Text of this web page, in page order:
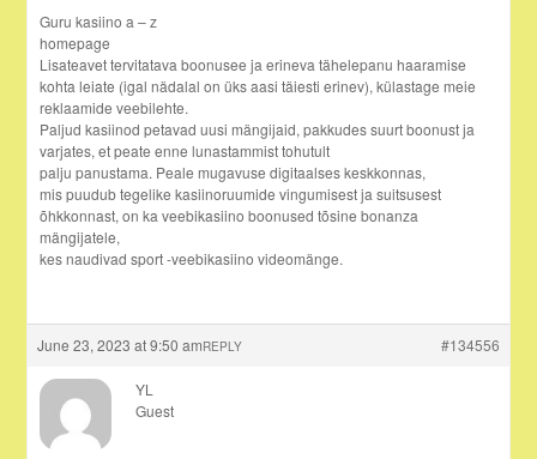
Guru kasiino a – z
homepage
Lisateavet tervitatava boonusee ja erineva tähelepanu haaramise
kohta leiate (igal nädalal on üks aasi täiesti erinev), külastage meie
reklaamide veebilehte.
Paljud kasiinod petavad uusi mängijaid, pakkudes suurt boonust ja
varjates, et peate enne lunastammist tohutult
palju panustama. Peale mugavuse digitaalses keskkonnas,
mis puudub tegelike kasiinoruumide vingumisest ja suitsusest
õhkkonnast, on ka veebikasiino boonused tõsine bonanza
mängijatele,
kes naudivad sport -veebikasiino videomänge.
June 23, 2023 at 9:50 am #134556
REPLY
YL
Guest